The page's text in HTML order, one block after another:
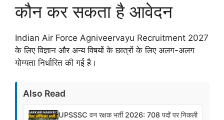
कौन कर सकता है आवेदन
Indian Air Force Agniveervayu Recruitment 2027
के लिए विज्ञान और अन्य विषयों के छात्रों के लिए अलग-अलग
योग्यता निर्धारित की गई है।
Also Read
UPSSSC वन रक्षक भर्ती 2026: 708 पदों पर निकली